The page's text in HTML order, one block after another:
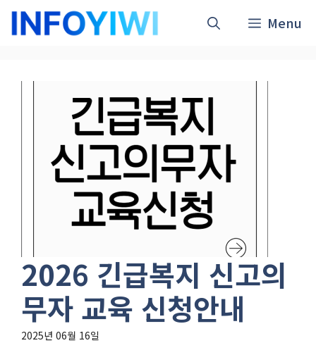
Menu
2026 긴급복지 신고의
무자 교육 신청안내
2025년 06월 16일